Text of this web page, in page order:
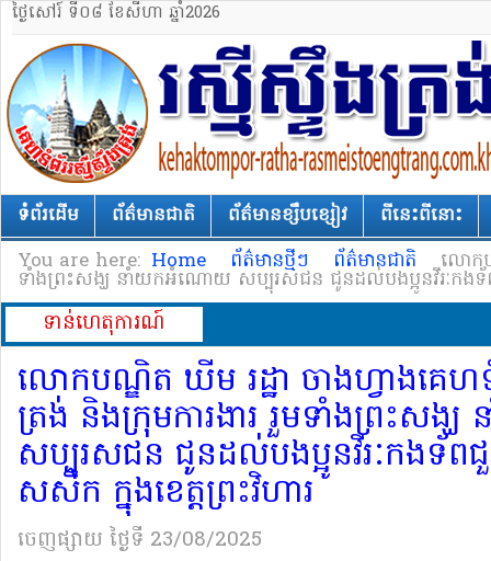
ថ្ងៃសៅរ៍ ទី០៨ ខែសីហា ឆ្នាំ2026
ទំព័រដើម ព័ត៌មានជាតិ ព័ត៌មានខ្សឹបខ្សៀវ ពីនេះពីនោះ
You are here: Home ព័ត៌មានថ្មីៗ ព័ត៌មានជាតិ លោក​ប
ទាំង​ព្រះសង្ឃ នាំយក​អំណោយ សប្បុរសជន ជូន​ដល់​បងប្អូន​វីរៈ​កងទ័
ទាន់ហេតុការណ៍
លោក​បណ្ឌិត ឃីម រដ្ឋា ចាងហ្វាង​គេហ
ត្រង់ និង​ក្រុមការងារ រួមទាំង​ព្រះស
សប្បុរសជន ជូន​ដល់​បងប្អូន​វីរៈ​កងទ័ព​
សសឹក ក្នុង​ខេត្ត​ព្រះវិហារ​
ចេញផ្សាយ ថ្ងៃទី 23/08/2025